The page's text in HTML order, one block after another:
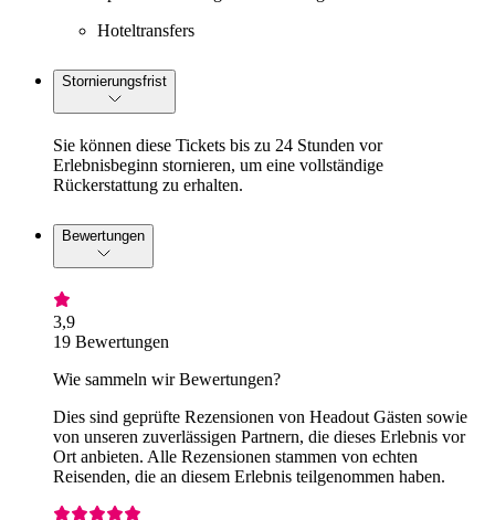
Hoteltransfers
Stornierungsfrist
Sie können diese Tickets bis zu 24 Stunden vor
Erlebnisbeginn stornieren, um eine vollständige
Rückerstattung zu erhalten.
Bewertungen
3,9
19 Bewertungen
Wie sammeln wir Bewertungen?
Dies sind geprüfte Rezensionen von Headout Gästen sowie
von unseren zuverlässigen Partnern, die dieses Erlebnis vor
Ort anbieten. Alle Rezensionen stammen von echten
Reisenden, die an diesem Erlebnis teilgenommen haben.